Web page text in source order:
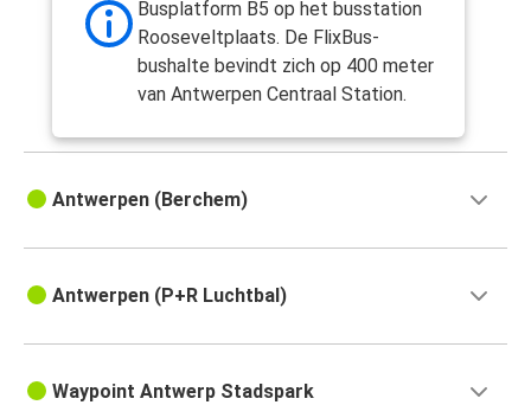
Busplatform B5 op het busstation
Rooseveltplaats. De FlixBus-
bushalte bevindt zich op 400 meter
van Antwerpen Centraal Station.
Antwerpen (Berchem)
Antwerpen (P+R Luchtbal)
Waypoint Antwerp Stadspark